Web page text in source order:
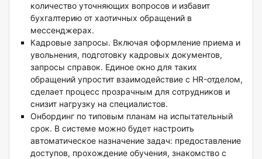
количество уточняющих вопросов и избавит
бухгалтерию от хаотичных обращений в
мессенджерах.
Кадровые запросы. Включая оформление приема и
увольнения, подготовку кадровых документов,
запросы справок. Единое окно для таких
обращений упростит взаимодействие с HR-отделом,
сделает процесс прозрачным для сотрудников и
снизит нагрузку на специалистов.
Онбординг по типовым планам на испытательный
срок. В системе можно будет настроить
автоматическое назначение задач: предоставление
доступов, прохождение обучения, знакомство с